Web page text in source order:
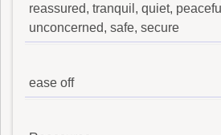
reassured, tranquil, quiet,
unconcerned, safe, secure
ease off